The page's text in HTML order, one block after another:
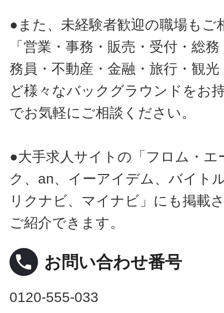
●また、未経験者歓迎の職場もご
「営業・事務・販売・受付・総
務員・不動産・金融・旅行・観
ど様々なバックグラウンドをお
でお気軽にご相談ください。
●大手求人サイトの「フロム・
ク、an、イーアイデム、バイト
リクナビ、マイナビ」にも掲載
ご紹介できます。
local_phone お問い合わせ番号
0120-555-033